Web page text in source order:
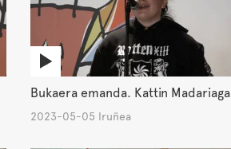
Bukaera emanda. Kattin Madariaga
2023-05-05 Iruñea